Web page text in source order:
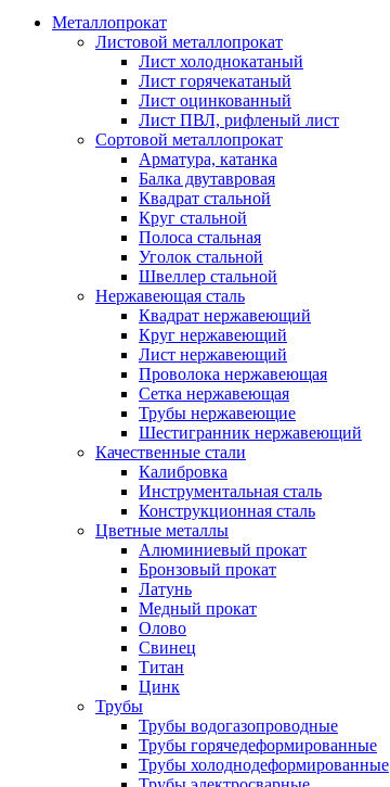
Металлопрокат
Листовой металлопрокат
Лист холоднокатаный
Лист горячекатаный
Лист оцинкованный
Лист ПВЛ, рифленый лист
Сортовой металлопрокат
Арматура, катанка
Балка двутавровая
Квадрат стальной
Круг стальной
Полоса стальная
Уголок стальной
Швеллер стальной
Нержавеющая сталь
Квадрат нержавеющий
Круг нержавеющий
Лист нержавеющий
Проволока нержавеющая
Сетка нержавеющая
Трубы нержавеющие
Шестигранник нержавеющий
Качественные стали
Калибровка
Инструментальная сталь
Конструкционная сталь
Цветные металлы
Алюминиевый прокат
Бронзовый прокат
Латунь
Медный прокат
Олово
Свинец
Титан
Цинк
Трубы
Трубы водогазопроводные
Трубы горячедеформированные
Трубы холоднодеформированные